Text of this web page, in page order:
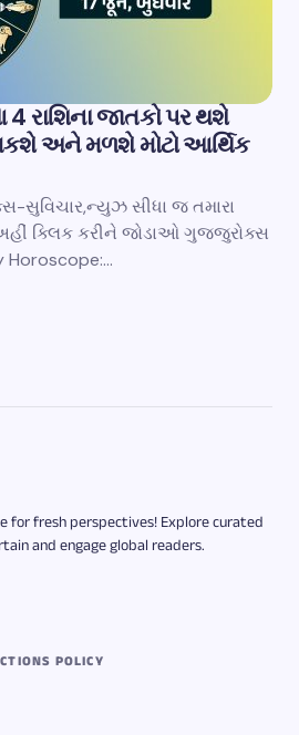
રાશિના જાતકો પર થશે
અને મળશે મોટો આર્થિક
સુવિચાર,ન્યુઝ સીધા જ તમારા
ક્લિક કરીને જોડાઓ ગુજ્જુરોક્સ
for fresh perspectives! Explore curated
and engage global readers.
POLICY